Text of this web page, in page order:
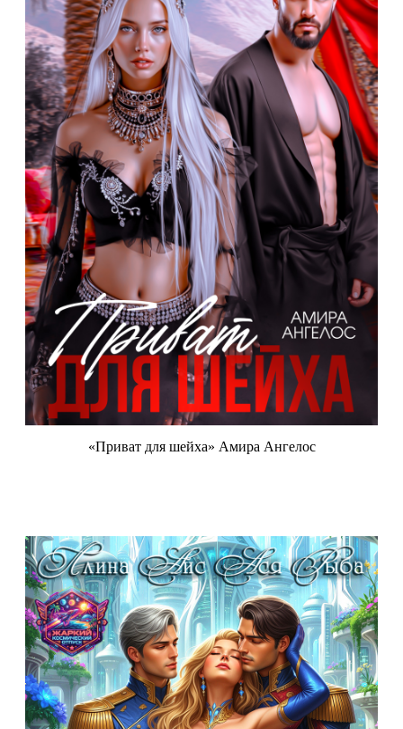
«Приват для шейха» Амира Ангелос